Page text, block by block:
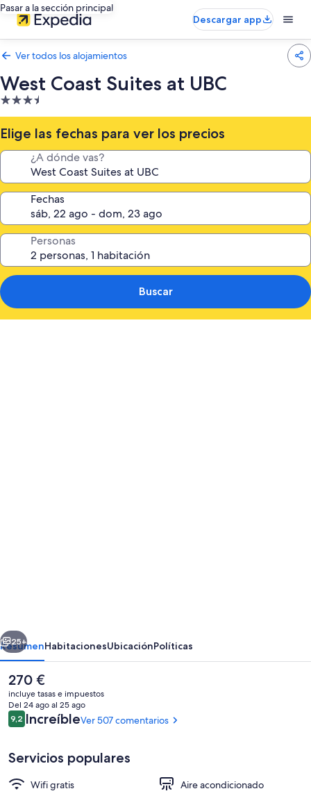
Pasar a la sección principal
Descargar app
Ver todos los alojamientos
West Coast Suites at UBC
Alojamiento
de
3.5 estrellas
Elige las fechas para ver los precios
¿A dónde vas?
Fechas
Personas
Buscar
UBC
Salón en el vestíbulo
Siguiente
25+
ResumenHabitacionesUbicaciónPolíticas
El
precio
actual
es
de
270 €
incluye tasas e impuestos
Del 24 ago al 25 ago
Comentarios
9,29,2 de 10
IncreíbleVer 507 comentarios
Servicios populares
Wifi gratis
Aire acondicionado